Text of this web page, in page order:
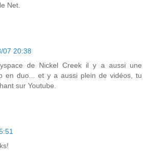
Net.
07 20:38
de Nickel Creek il y a aussi une
en duo... et y a aussi plein de vidéos, tu
sur Youtube.